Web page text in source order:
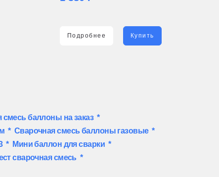
Подробнее Купить
смесь баллоны на заказ*
* Сварочная смесь баллоны газовые*
* Мини баллон для сварки*
сварочная смесь *